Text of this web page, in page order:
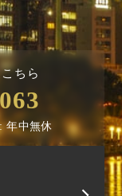
ちら
年中無休